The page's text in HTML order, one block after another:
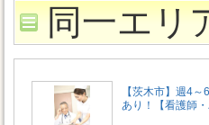
同一エリ
【茨木市】週4
あり！【看護師